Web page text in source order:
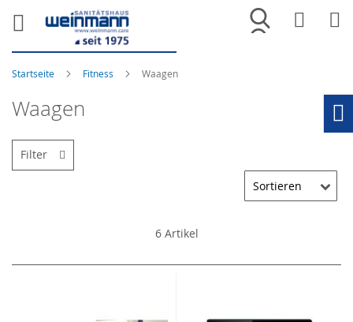
Merkliste
Startseite Fitness Waagen
Waagen
6Artikel
Filter